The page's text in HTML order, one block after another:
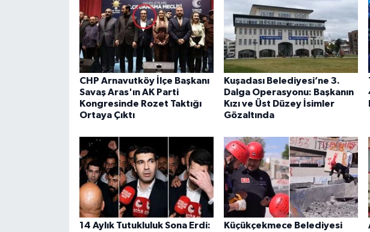
CHP Arnavutköy İlçe Başkanı
Savaş Aras'ın AK Parti
Kongresinde Rozet Taktığı
Ortaya Çıktı
Kuşadası Belediyesi’ne 3.
Dalga Operasyonu: Başkanın
Kızı ve Üst Düzey İsimler
Gözaltında
14 Aylık Tutukluluk Sona Erdi:
Küçükçekmece Belediyesi